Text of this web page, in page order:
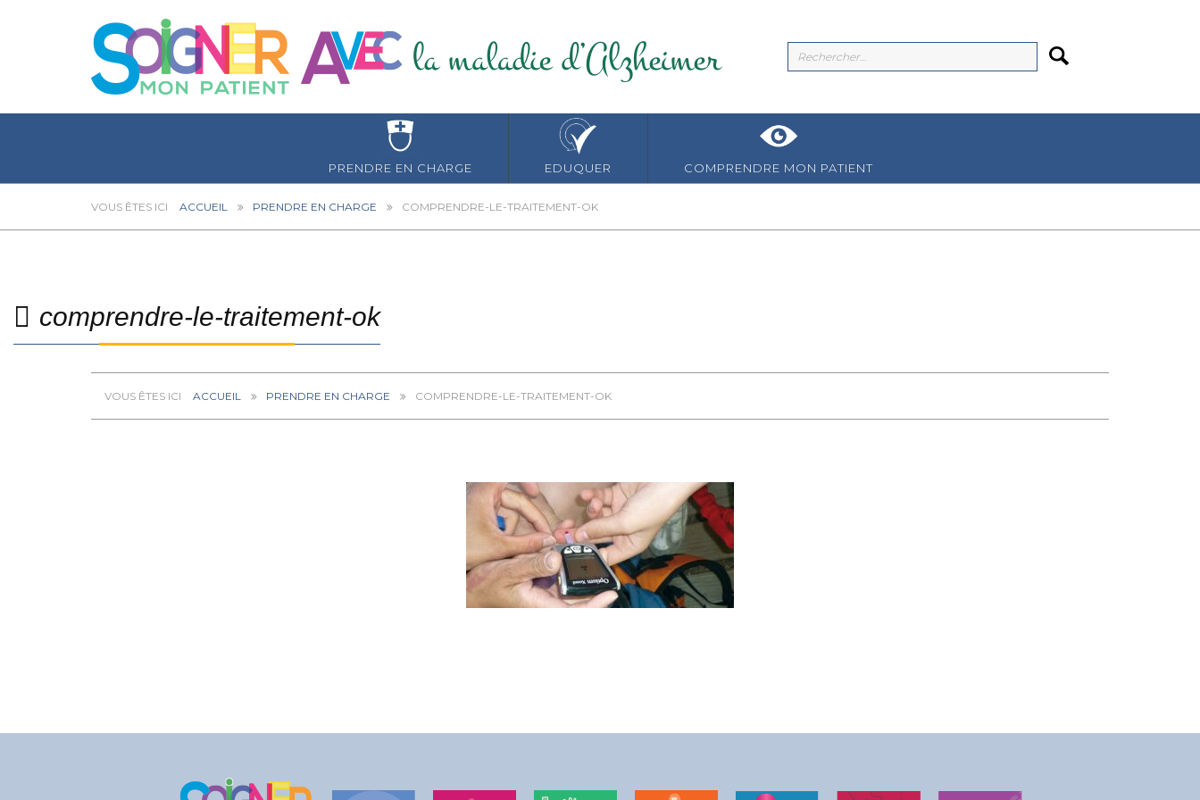
PRENDRE EN CHARGE EDUQUER COMPRENDRE MON PATIENT
ACCUEIL PRENDRE EN CHARGE COMPRENDRE-LE-TRAITEMENT-OK
comprendre-le-traitement-ok
ACCUEIL PRENDRE EN CHARGE COMPRENDRE-LE-TRAITEMENT-OK